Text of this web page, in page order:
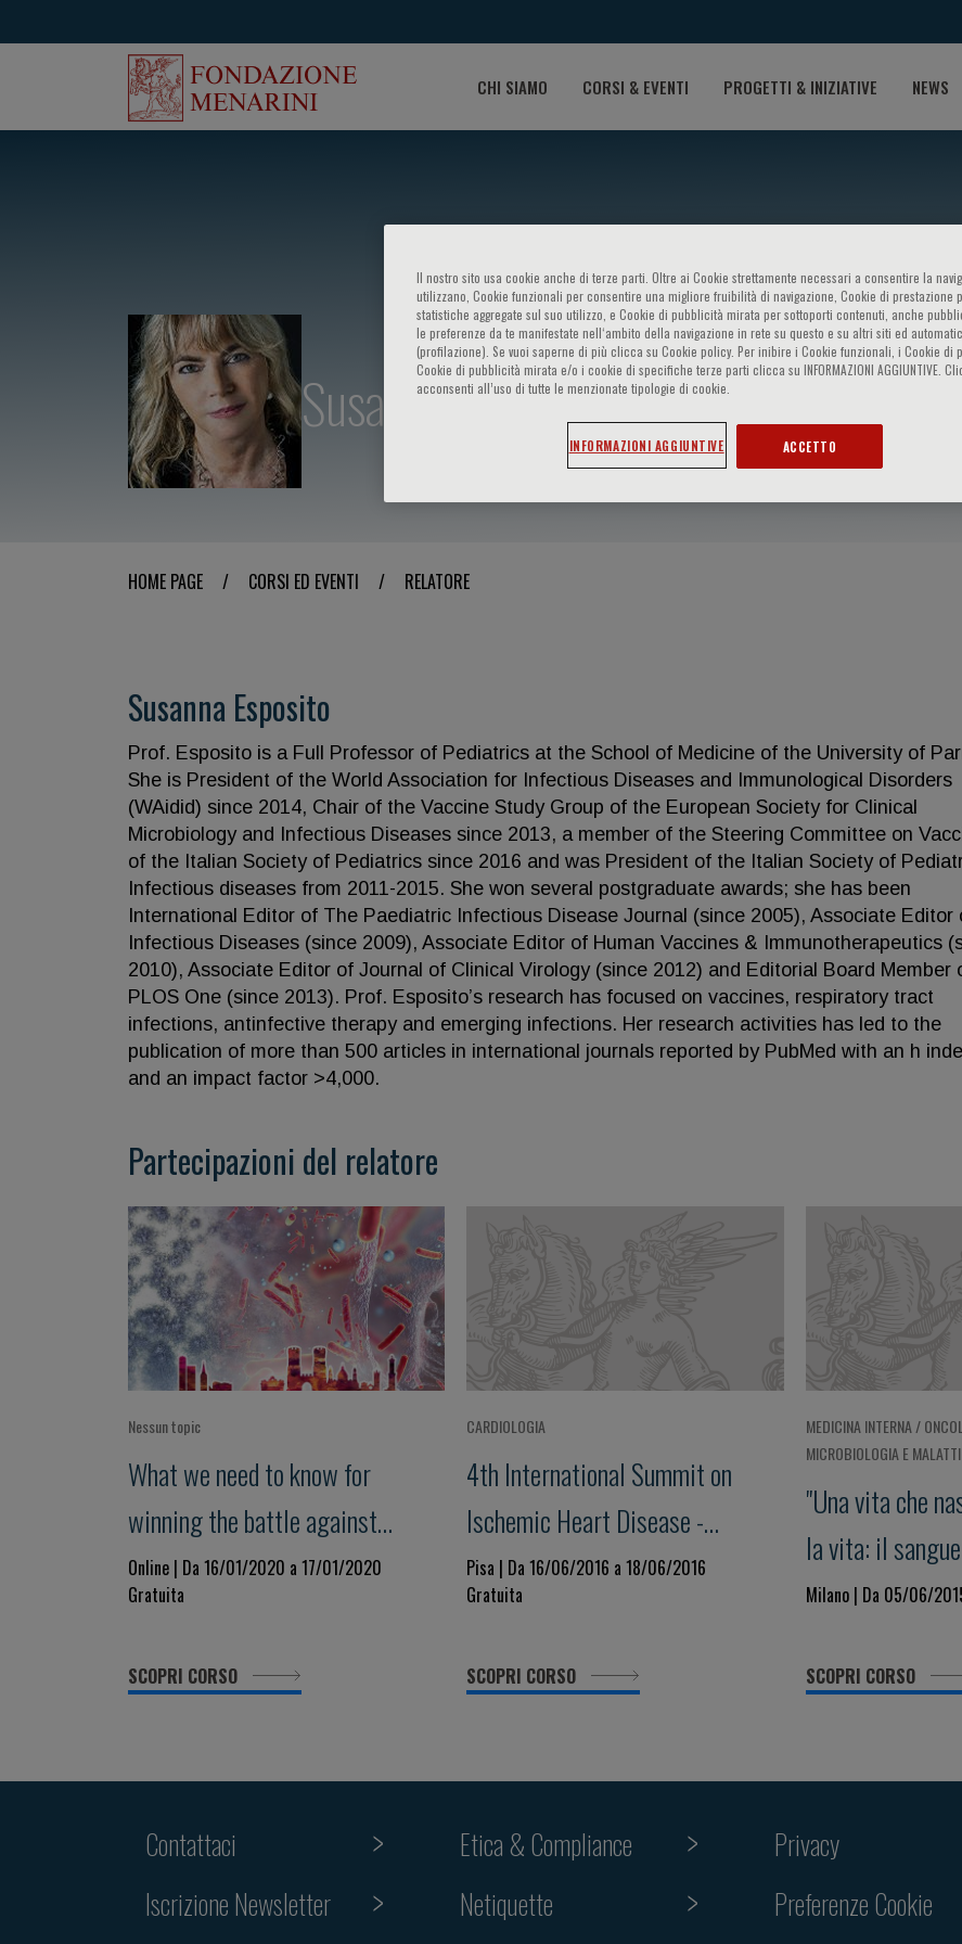
CHI SIAMO CORSI & EVENTI PROGETTI & INIZIATIVE NEWS
Susanna Esposito
HOME PAGE / CORSI ED EVENTI / RELATORE
Susanna Esposito
Prof. Esposito is a Full Professor of Pediatrics at the School of Medicine of the University of
She is President of the World Association for Infectious Diseases and Immunological Disorders
(WAidid) since 2014, Chair of the Vaccine Study Group of the European Society for Clinical
Microbiology and Infectious Diseases since 2013, a member of the Steering Committee on
of the Italian Society of Pediatrics since 2016 and was President of the Italian Society of
Infectious diseases from 2011-2015. She won several postgraduate awards; she has been
International Editor of The Paediatric Infectious Disease Journal (since 2005), Associate Editor
Infectious Diseases (since 2009), Associate Editor of Human Vaccines & Immunotherapeutics
2010), Associate Editor of Journal of Clinical Virology (since 2012) and Editorial Board Member
PLOS One (since 2013). Prof. Esposito’s research has focused on vaccines, respiratory tract
infections, antinfective therapy and emerging infections. Her research activities has led to the
publication of more than 500 articles in international journals reported by PubMed with an h
and an impact factor >4,000.
Partecipazioni del relatore
Nessun topic
What we need to know for
winning the battle against
superbugs?
Online | Da 16/01/2020 a 17/01/2020
Gratuita
SCOPRI CORSO
CARDIOLOGIA
4th International Summit on
Ischemic Heart Disease -
Reconciling Guidelines with
scientific evidence
Pisa | Da 16/06/2016 a 18/06/2016
Gratuita
SCOPRI CORSO
MEDICINA INTERNA /
MICROBIOLOGIA E
"Una vita che
la vita: il
esperienze e
Milano | Da 05/06/
SCOPRI CORSO
Contattaci
Iscrizione Newsletter
Etica & Compliance
Netiquette
Privacy
Preferenze Cookie
Il nostro sito usa cookie anche di terze parti. Oltre ai Cookie strettamente necessari a consentire la
utilizzano, Cookie funzionali per consentire una migliore fruibilità di navigazione, Cookie di prestazione
statistiche aggregate sul suo utilizzo, e Cookie di pubblicità mirata per sottoporti contenuti, anche
le preferenze da te manifestate nell‘ambito della navigazione in rete su questo e su altri siti ed
(profilazione). Se vuoi saperne di più clicca su Cookie policy. Per inibire i Cookie funzionali, i Cookie di
Cookie di pubblicità mirata e/o i cookie di specifiche terze parti clicca su INFORMAZIONI AGGIUNTIVE.
acconsenti all’uso di tutte le menzionate tipologie di cookie.
INFORMAZIONI AGGIUNTIVE ACCETTO